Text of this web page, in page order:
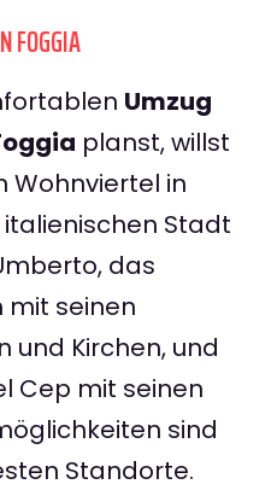
FOGGIA
Umzug
planst, willst
Wohnviertel in
Stadt
das
mit seinen
und Kirchen, und
Cep mit seinen
sind
Standorte.